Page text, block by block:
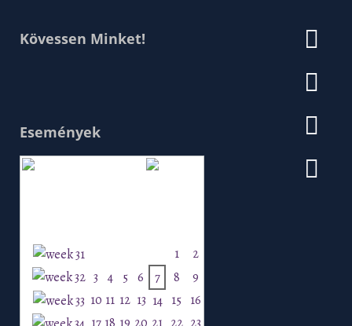
Kövessen Minket!
Események
1
2
3 4 5 6 7 8
9
10 11 12 13 14 15 16